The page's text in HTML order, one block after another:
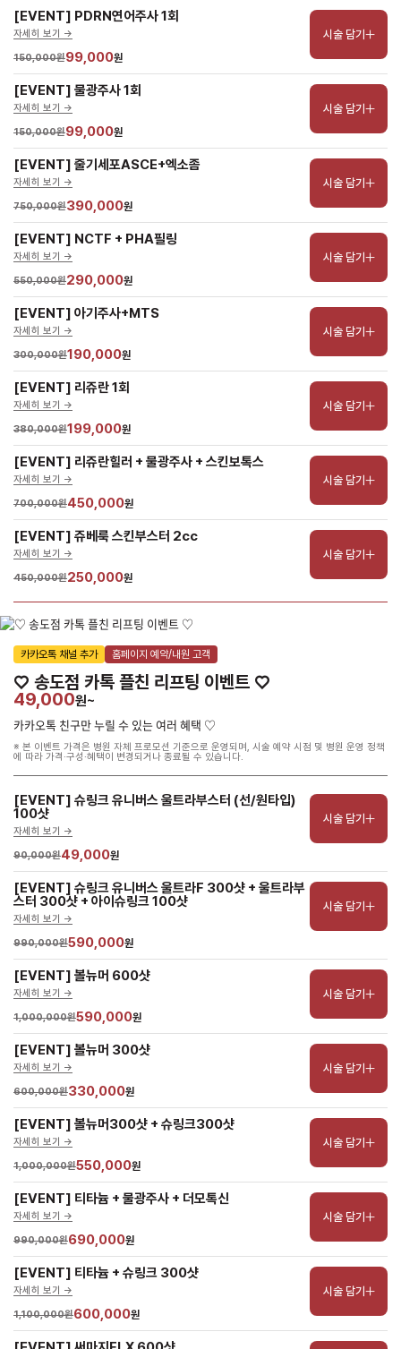
[EVENT] PDRN연어주사 1회
자세히 보기 ->
150,000원99,000원
시술 담기
[EVENT] 물광주사 1회
자세히 보기 ->
150,000원99,000원
시술 담기
[EVENT] 줄기세포ASCE+엑소좀
자세히 보기 ->
750,000원390,000원
시술 담기
[EVENT] NCTF + PHA필링
자세히 보기 ->
550,000원290,000원
시술 담기
[EVENT] 아기주사+MTS
자세히 보기 ->
300,000원190,000원
시술 담기
[EVENT] 리쥬란 1회
자세히 보기 ->
380,000원199,000원
시술 담기
[EVENT] 리쥬란힐러 + 물광주사 + 스킨보톡스
자세히 보기 ->
700,000원450,000원
시술 담기
[EVENT] 쥬베룩 스킨부스터 2cc
자세히 보기 ->
450,000원250,000원
시술 담기
카카오톡 채널 추가 홈페이지 예약/내원 고객
♡ 송도점 카톡 플친 리프팅 이벤트 ♡
49,000원~
카카오톡 친구만 누릴 수 있는 여러 혜택 ♡
※ 본 이벤트 가격은 병원 자체 프로모션 기준으로 운영되며, 시술 예약 시점 및 병원 운영 정책
에 따라 가격·구성·혜택이 변경되거나 종료될 수 있습니다.
[EVENT] 슈링크 유니버스 울트라부스터 (선/원타입)
100샷
자세히 보기 ->
90,000원49,000원
시술 담기
[EVENT] 슈링크 유니버스 울트라F 300샷 + 울트라부
스터 300샷 + 아이슈링크 100샷
자세히 보기 ->
990,000원590,000원
시술 담기
[EVENT] 볼뉴머 600샷
자세히 보기 ->
1,000,000원590,000원
시술 담기
[EVENT] 볼뉴머 300샷
자세히 보기 ->
600,000원330,000원
시술 담기
[EVENT] 볼뉴머300샷 + 슈링크300샷
자세히 보기 ->
1,000,000원550,000원
시술 담기
[EVENT] 티타늄 + 물광주사 + 더모톡신
자세히 보기 ->
990,000원690,000원
시술 담기
[EVENT] 티타늄 + 슈링크 300샷
자세히 보기 ->
1,100,000원600,000원
시술 담기